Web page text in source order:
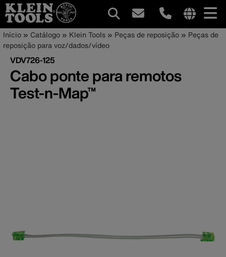
Pular
para
conteúdo
principal
site
Navegação
principal
Trilha
de
navegação
Início Catálogo Klein Tools Peças de reposição
Peças de
reposição para voz/dados/vídeo
VDV726-125
Cabo ponte para remotos
Test-n-Map™